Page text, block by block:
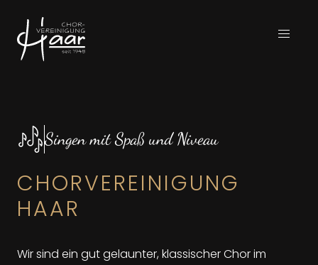
Singen mit Spaß und Niveau
CHORVEREINIGUNG
HAAR
Wir sind ein gut gelaunter, klassischer Chor im